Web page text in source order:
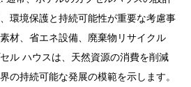
環境保護と持続可能性が重要な考慮事
材、省エネ設備、廃棄物リサイクル
ル ハウスは、天然資源の消費を削減
の持続可能な発展の模範を示します。